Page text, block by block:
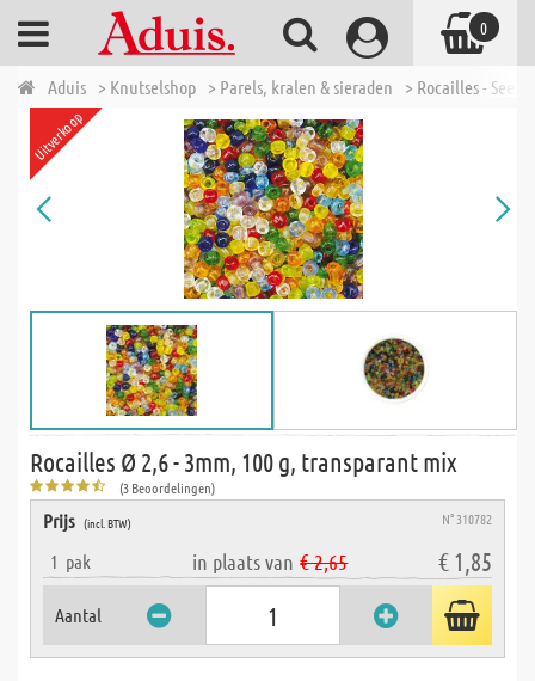
Aduis > Knutselshop > Parels, kralen & sieraden > Rocailles - Seed
Uitverkoop
Rocailles Ø 2,6 - 3mm, 100 g, transparant mix
(3 Beoordelingen)
Prijs (incl. BTW) N° 310782
1 pak in plaats van € 2,65 € 1,85
Aantal
0